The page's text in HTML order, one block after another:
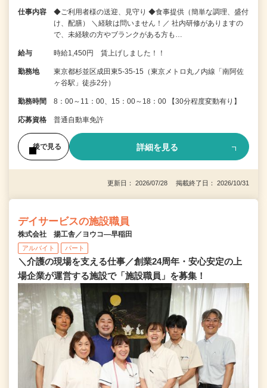
仕事内容
◆ご利用者様の送迎、見守り ◆食事提供（簡単な調理、盛付
け、配膳） ＼経験は問いません！／ 社内研修がありますの
で、未経験の方やブランクがある方も…
給与 時給1,450円 賃上げしました！！
勤務地
東京都杉並区成田東5-35-15（東京メトロ丸ノ内線「南阿佐
ヶ谷駅」徒歩2分）
勤務時間 8：00～11：00、15：00～18：00 【30分程度変動有り】
応募資格 普通自動車免許
後で見る 詳細を見る
更新日： 2026/07/28 掲載終了日： 2026/10/31
デイサービスの施設職員
株式会社 揚工舎／ヨウコ―早稲田
アルバイト パート
＼介護の現場を支える仕事／創業24周年・安心安定の上
場企業が運営する施設で「施設職員」を募集！